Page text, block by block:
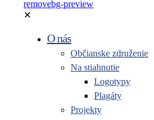
✕
O nás
Občianske združenie
Na stiahnutie
Logotypy
Plagáty
Projekty